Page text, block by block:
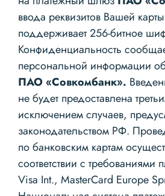
ввода реквизитов Вашей
поддерживает 256-битное
Конфиденциальность
персональной информации
ПАО «Совкомбанк».
не будет предоставлена
исключением случаев,
законодательством РФ.
по банковским картам
соответствии с требованиями
Visa Int., MasterCard Europe